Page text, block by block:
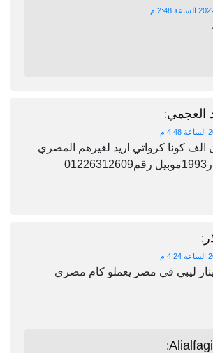
العجمي:
الف كونا كرواتي اريد لغيرهم المصري
:
: